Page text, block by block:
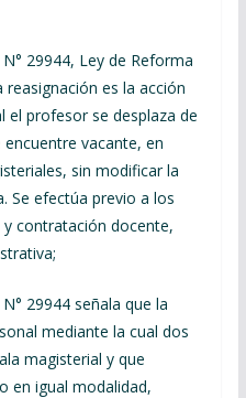
29944, Ley de Reforma
es la acción
el profesor se desplaza de
vacante, en
sin modificar la
Se efectúa previo a los
contratación docente,
29944 señala que la
mediante la cual dos
magisterial y que
en igual modalidad,